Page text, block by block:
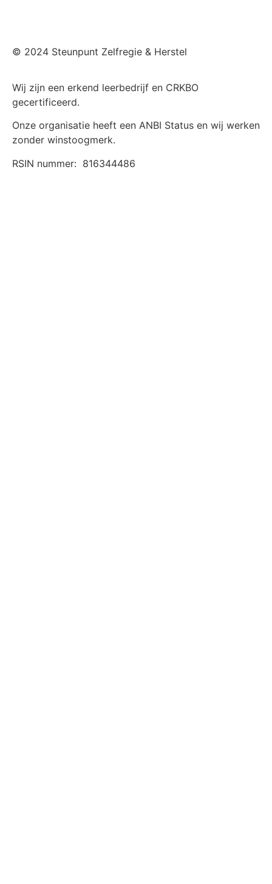
© 2024 Steunpunt Zelfregie & Herstel
Wij zijn een erkend leerbedrijf en CRKBO
gecertificeerd.
Onze organisatie heeft een ANBI Status en wij werken
zonder winstoogmerk.
RSIN nummer: 816344486